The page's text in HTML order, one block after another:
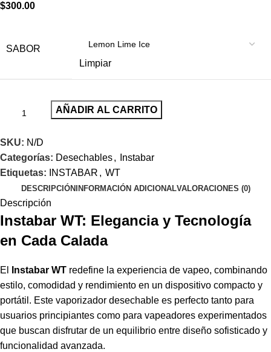
$300.00
SABOR
Limpiar
AÑADIR AL CARRITO
SKU: N/D
Categorías: Desechables,
Instabar
Etiquetas:
INSTABAR , WT
DESCRIPCIÓN INFORMACIÓN ADICIONALVALORACIONES (0)
Descripción
Instabar WT: Elegancia y Tecnología
en Cada Calada
El Instabar WT redefine la experiencia de vapeo, combinando
estilo, comodidad y rendimiento en un dispositivo compacto y
portátil. Este vaporizador desechable es perfecto tanto para
usuarios principiantes como para vapeadores experimentados
que buscan disfrutar de un equilibrio entre diseño sofisticado y
funcionalidad avanzada.